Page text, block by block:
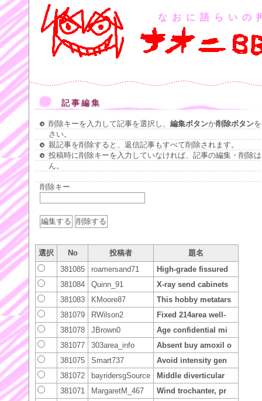
なおに語らいの
記事編集
削除キーを入力して記事を選択し、 編集ボタンか削除ボタン
さい。
親記事を削除すると、返信記事もすべて削除されます。
投稿時に削除キーを入力していなければ、記事の編集・削除
ん。
削除キー
選択 No 投稿者
題名
381085
roamersand71
High-grade fissured
381084
Quinn_91
X-ray send cabinets
381083
KMoore87
This hobby metatars
381079
RWilson2
Fixed 214area well-
381078
JBrown0
Age confidential mi
381077
303area_info
Absent buy amoxil o
381075
Smart737
Avoid intensity gen
381072
bayridersgSource
Middle diverticular
381071
MargaretM_467
Wind trochanter, pr